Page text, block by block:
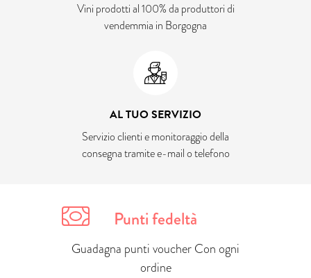
Vini prodotti al 100% da produttori di
vendemmia in Borgogna
AL TUO SERVIZIO
Servizio clienti e monitoraggio della
consegna tramite e-mail o telefono
Punti fedeltà
Guadagna punti voucher Con ogni
ordine